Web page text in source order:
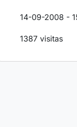
14-09-2008 -
1387 visitas